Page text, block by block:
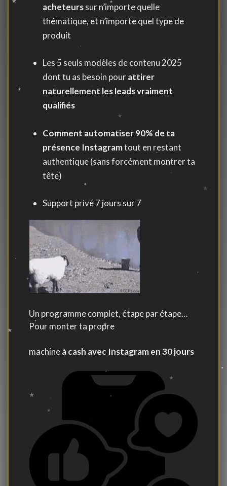
acheteurssur n’importe quelle
thématique, et n’importe quel type de
produit
Les 5 seuls modèles de contenu 2025
dont tu as besoin pourattirer
naturellement les leads vraiment
qualifiés
Comment automatiser 90% de ta
présence Instagramtout en restant
authentique (sans forcément montrer ta
tête)
Support privé 7 jours sur 7
Un programme complet, étape par étape…
Pour monter ta propre
machineà cash avec Instagram en 30 jours